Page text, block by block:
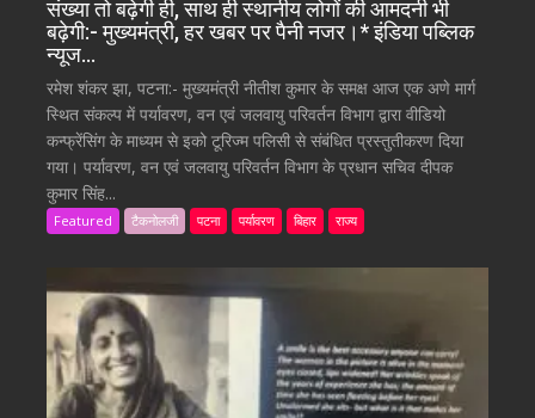
संख्या तो बढ़ेगी ही, साथ ही स्थानीय लोगों की आमदनी भी
बढ़ेगी:- मुख्यमंत्री, हर खबर पर पैनी नजर।* इंडिया पब्लिक
न्यूज…
रमेश शंकर झा, पटना:- मुख्यमंत्री नीतीश कुमार के समक्ष आज एक अणे मार्ग
स्थित संकल्प में पर्यावरण, वन एवं जलवायु परिवर्तन विभाग द्वारा वीडियो
कन्फ्रेंसिंग के माध्यम से इको टूरिज्म पलिसी से संबंधित प्रस्तुतीकरण दिया
गया। पर्यावरण, वन एवं जलवायु परिवर्तन विभाग के प्रधान सचिव दीपक
कुमार सिंह...
Featured टैकनोलजी पटना पर्यावरण बिहार राज्य